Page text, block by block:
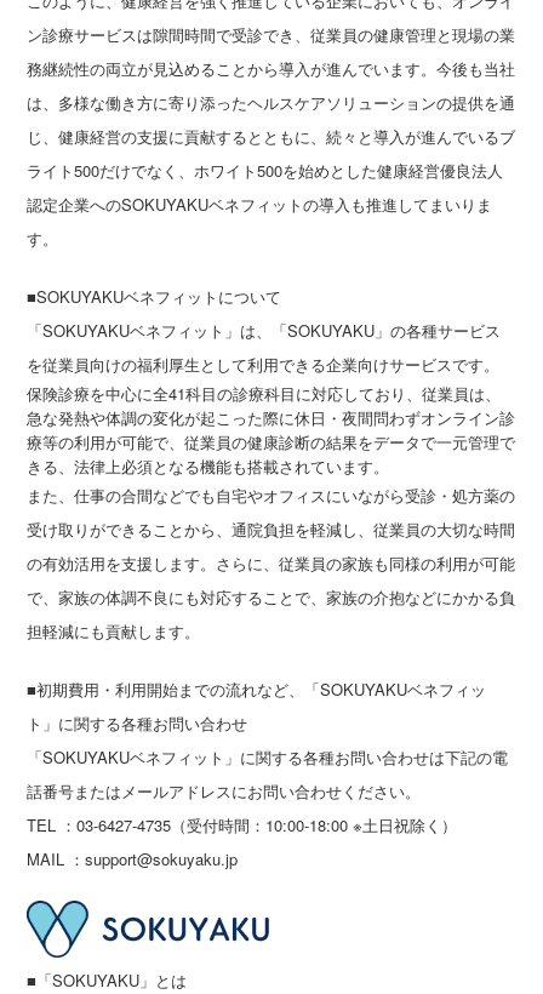
ン診療サービスは隙間時間で受診でき、従業員の健康管理と現場の業
務継続性の両立が見込めることから導入が進んでいます。今後も当社
は、多様な働き方に寄り添ったヘルスケアソリューションの提供を通
じ、健康経営の支援に貢献するとともに、続々と導入が進んでいるブ
ライト500だけでなく、ホワイト500を始めとした健康経営優良法人
認定企業へのSOKUYAKUベネフィットの導入も推進してまいりま
す。
■SOKUYAKUベネフィットについて
「SOKUYAKUベネフィット」は、「SOKUYAKU」の各種サービス
を従業員向けの福利厚生として利用できる企業向けサービスです。
保険診療を中心に全41科目の診療科目に対応しており、従業員は、
急な発熱や体調の変化が起こった際に休日・夜間問わずオンライン診
療等の利用が可能で、従業員の健康診断の結果をデータで一元管理で
きる、法律上必須となる機能も搭載されています。
また、仕事の合間などでも自宅やオフィスにいながら受診・処方薬の
受け取りができることから、通院負担を軽減し、従業員の大切な時間
の有効活用を支援します。さらに、従業員の家族も同様の利用が可能
で、家族の体調不良にも対応することで、家族の介抱などにかかる負
担軽減にも貢献します。
■初期費用・利用開始までの流れなど、「SOKUYAKUベネフィッ
ト」に関する各種お問い合わせ
「SOKUYAKUベネフィット」に関する各種お問い合わせは下記の電
話番号またはメールアドレスにお問い合わせください。
TEL ：03-6427-4735（受付時間：10:00-18:00 ※土日祝除く）
MAIL ：support@sokuyaku.jp
■「SOKUYAKU」とは